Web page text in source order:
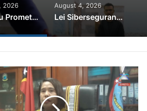
2026
Governu Promete Tau Prioridade ba Setór Minerais no Setór Produtivu
August 4, 2026
Lei Siberseguransa Ajuda Autoridade Polisiál Kaptura Autór Kriminozu ho Paradeiru Iha Estranjeiru